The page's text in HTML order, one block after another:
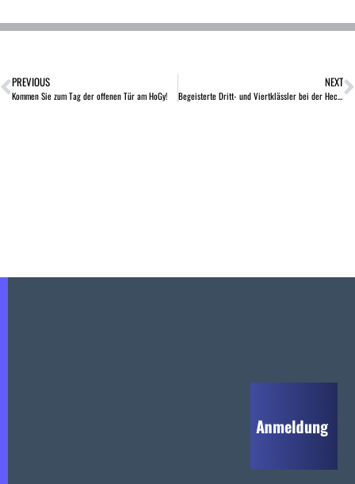
PREVIOUS
Kommen Sie zum Tag der offenen Tür am HoGy!
NEXT
Begeisterte Dritt- und Viertklässler bei der Hector-Akademie am HoGy!